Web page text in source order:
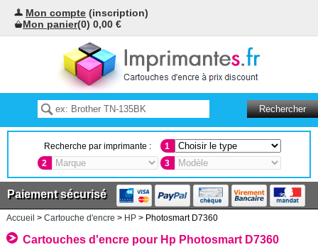
Mon compte (inscription)
Mon panier(0) 0,00 €
Recherche par imprimante :
1
2
3
Paiement sécurisé
Accueil > Cartouche d'encre > HP> Photosmart D7360
Cartouches d'encre pour Hp Photosmart D7360